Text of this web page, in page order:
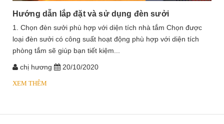
Hướng dẫn lắp đặt và sử dụng đèn sưởi
1. Chọn đèn sưởi phù hợp với diện tích nhà tắm Chọn được
loại đèn sưởi có công suất hoạt động phù hợp với diện tích
phòng tắm sẽ giúp bạn tiết kiệm...
chị hương 20/10/2020
XEM THÊM